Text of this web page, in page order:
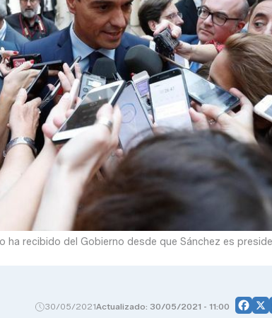
ha recibido del Gobierno desde que Sánchez es
30/05/2021Actualizado: 30/05/2021 - 11:00 X